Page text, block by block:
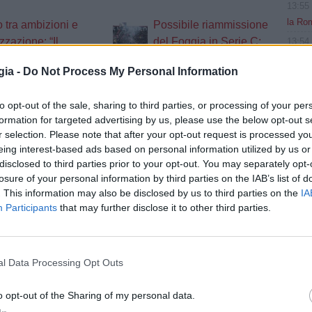
- Do Not Process My Personal Information
opt-out of the sale, sharing to third parties, or processing of your
for targeted advertising by us, please use the below opt-out
selection. Please note that after your opt-out request is processed
interest-based ads based on personal information utilized by us
to third parties prior to your opt-out. You may separately
of your personal information by third parties on the IAB’s list of
This information may also be disclosed by us to third parties on the
Participants that may further disclose it to other third parties.
Data Processing Opt Outs
opt-out of the Sharing of my personal data.
tra ambizioni e
“Il
Possibile riammissione
del Foggia in Serie C:
Ternana e Bra
fischietto di
Pazienza. C'è un ritorno
in panchina
Il Foggia parteciperà al prossimo campionato di serie C
la
13:54
13:51
13:47
13:39
13:36